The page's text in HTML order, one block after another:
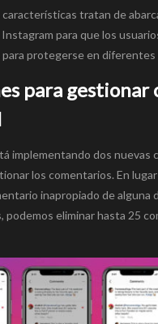
características tratan de
para que los
para protegerse en
para gestionar
implementando dos nuevas
los comentarios. En
inapropiado de alguna
podemos eliminar hasta 25